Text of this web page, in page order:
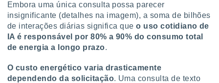
Embora uma única consulta possa parecer
insignificante (detalhes na imagem), a soma de bilhões
de interações diárias significa que o uso cotidiano de
IA é responsável por 80% a 90% do consumo total
de energia a longo prazo.
O custo energético varia drasticamente
dependendo da solicitação. Uma consulta de texto